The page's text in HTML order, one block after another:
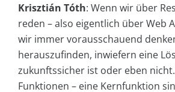
Krisztián Tóth: Wenn wir über
reden – also eigentlich über Web
wir immer vorausschauend
herauszufinden, inwiefern eine
zukunftssicher ist oder eben
Funktionen – eine Kernfunktion